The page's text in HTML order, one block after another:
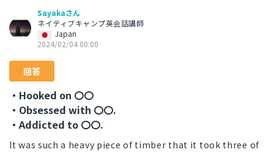
Sayakaさん
ネイティブキャンプ英会話講師
Japan
2024/02/04 00:00
回答
・Hooked on 〇〇
・Obsessed with 〇〇.
・Addicted to 〇〇.
It was such a heavy piece of timber that it took three of